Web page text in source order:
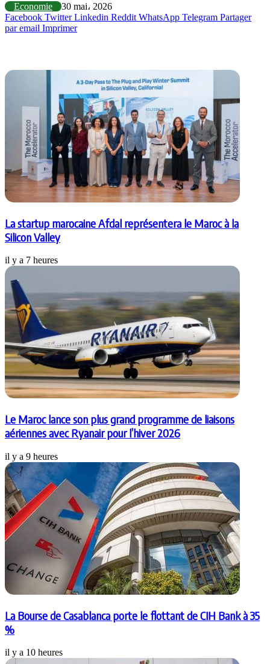
Economie
30 mai، 2026
Facebook Twitter Linkedin Reddit WhatsApp Telegram Partager
par email Imprimer
La startup marocaine Afdal représentera le Maroc à la
Silicon Valley
il y a 7 heures
Le Maroc lance son plus grand programme de liaisons
aériennes avec Ryanair pour l’hiver 2026
il y a 9 heures
La Bourse de Casablanca porte le flottant de CIH Bank à 35
%
il y a 10 heures